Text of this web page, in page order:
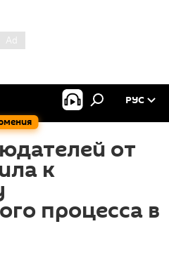
РУС
от
к
процесса в